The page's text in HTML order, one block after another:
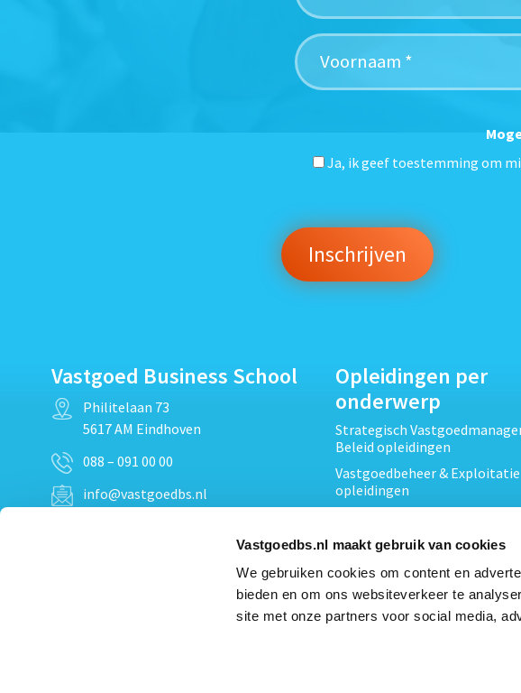
Vastgoedbs.nl maakt gebruik van cookies
We gebruiken cookies om content en
bieden en om ons websiteverkeer te
site met onze partners voor social media,
Ja, ik geef toestemming om
Vastgoed Business School
Philitelaan 73
5617 AM Eindhoven
088 – 091 00 00
info@vastgoedbs.nl
Opleidingen per
onderwerp
Strategisch
Beleid opleidingen
Vastgoedbeheer & Exploitatie
opleidingen
Projectontwikkeling &
Techniek, Onderhoud &
Opleidingen
Verduurzaming en